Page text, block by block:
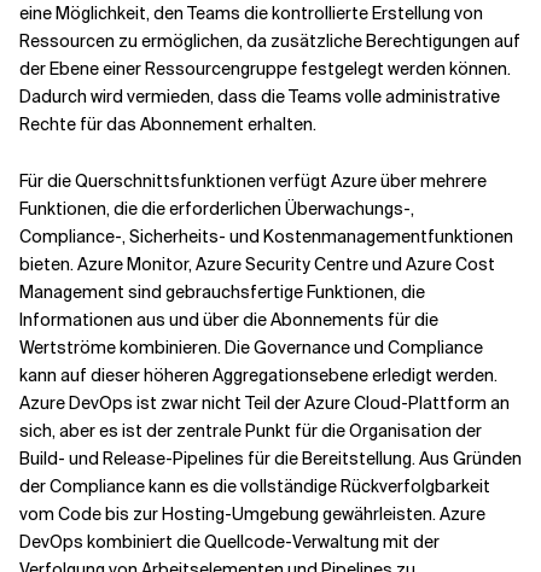
eine Möglichkeit, den Teams die kontrollierte Erstellung von
Ressourcen zu ermöglichen, da zusätzliche Berechtigungen auf
der Ebene einer Ressourcengruppe festgelegt werden können.
Dadurch wird vermieden, dass die Teams volle administrative
Rechte für das Abonnement erhalten.
Für die Querschnittsfunktionen verfügt Azure über mehrere
Funktionen, die die erforderlichen Überwachungs-,
Compliance-, Sicherheits- und Kostenmanagementfunktionen
bieten. Azure Monitor, Azure Security Centre und Azure Cost
Management sind gebrauchsfertige Funktionen, die
Informationen aus und über die Abonnements für die
Wertströme kombinieren. Die Governance und Compliance
kann auf dieser höheren Aggregationsebene erledigt werden.
Azure DevOps ist zwar nicht Teil der Azure Cloud-Plattform an
sich, aber es ist der zentrale Punkt für die Organisation der
Build- und Release-Pipelines für die Bereitstellung. Aus Gründen
der Compliance kann es die vollständige Rückverfolgbarkeit
vom Code bis zur Hosting-Umgebung gewährleisten. Azure
DevOps kombiniert die Quellcode-Verwaltung mit der